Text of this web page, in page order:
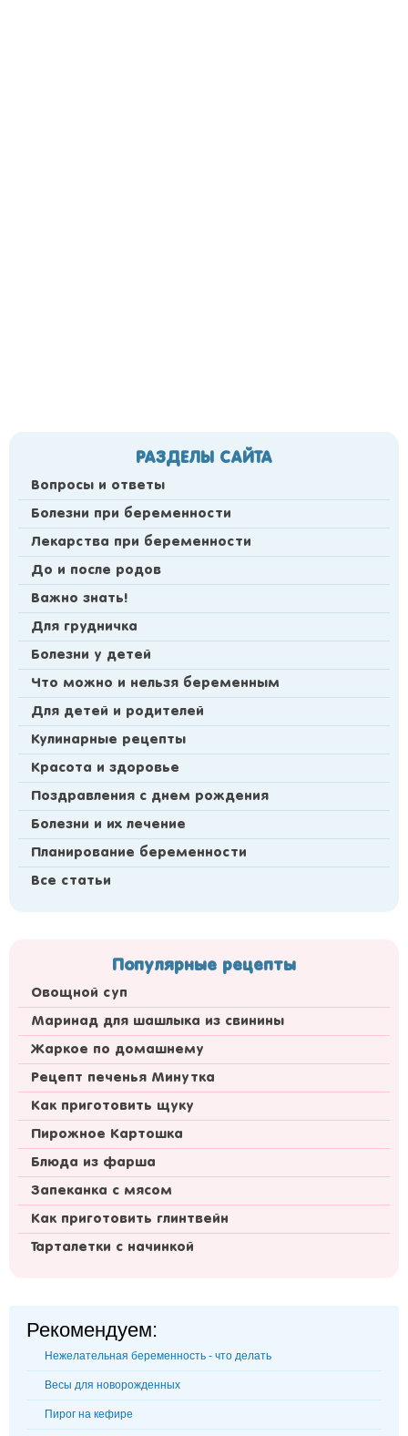
РАЗДЕЛЫ САЙТА
Вопросы и ответы
Болезни при беременности
Лекарства при беременности
До и после родов
Важно знать!
Для грудничка
Болезни у детей
Что можно и нельзя беременным
Для детей и родителей
Кулинарные рецепты
Красота и здоровье
Поздравления с днем рождения
Болезни и их лечение
Планирование беременности
Все статьи
Популярные рецепты
Овощной суп
Маринад для шашлыка из свинины
Жаркое по домашнему
Рецепт печенья Минутка
Как приготовить щуку
Пирожное Картошка
Блюда из фарша
Запеканка с мясом
Как приготовить глинтвейн
Тарталетки с начинкой
Рекомендуем:
Нежелательная беременность - что делать
Весы для новорожденных
Пирог на кефире